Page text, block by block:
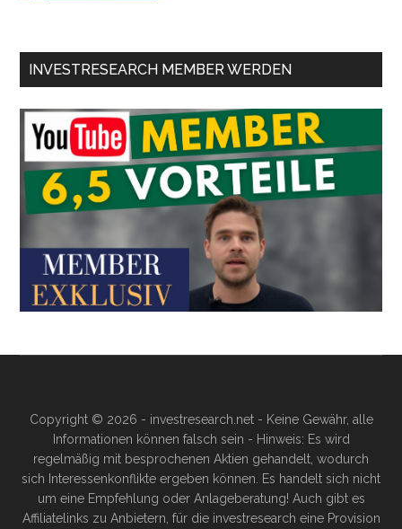
INVESTRESEARCH MEMBER WERDEN
Copyright © 2026 - investresearch.net - Keine Gewähr, alle
Informationen können falsch sein - Hinweis: Es wird
regelmäßig mit besprochenen Aktien gehandelt, wodurch
sich Interessenkonflikte ergeben können. Es handelt sich nicht
um eine Empfehlung oder Anlageberatung! Auch gibt es
Affiliatelinks zu Anbietern, für die investresearch eine Provision